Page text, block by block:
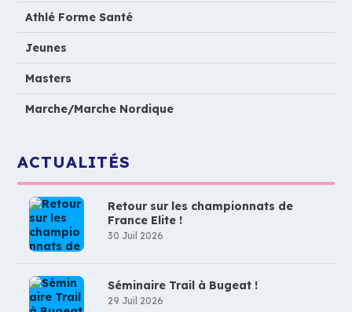
Athlé Forme Santé
Jeunes
Masters
Marche/Marche Nordique
ACTUALITÉS
Retour sur les championnats de
France Elite !
30 Juil 2026
Séminaire Trail à Bugeat !
29 Juil 2026